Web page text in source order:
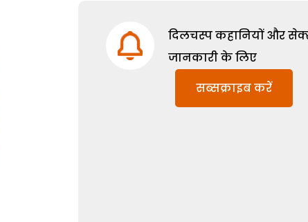
दिलचस्प कहानियों और
जानकारी के लिए
सब्सक्राइब करें